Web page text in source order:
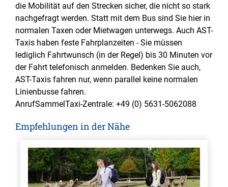
die Mobilität auf den Strecken sicher, die nicht so stark
nachgefragt werden. Statt mit dem Bus sind Sie hier in
normalen Taxen oder Mietwagen unterwegs. Auch AST-
Taxis haben feste Fahrplanzeiten - Sie müssen
lediglich Fahrtwunsch (in der Regel) bis 30 Minuten vor
der Fahrt telefonisch anmelden. Bedenken Sie auch,
AST-Taxis fahren nur, wenn parallel keine normalen
Linienbusse fahren.
AnrufSammelTaxi-Zentrale: +49 (0) 5631-5062088
Empfehlungen in der Nähe